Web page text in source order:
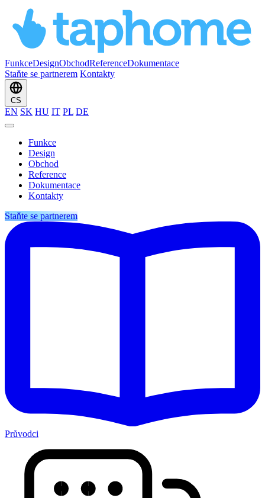
FunkceDesignObchodReferenceDokumentace
Staňte se partnerem Kontakty
CS
EN SK HU IT PL DE
Funkce
Design
Obchod
Reference
Dokumentace
Kontakty
Staňte se partnerem
Průvodci